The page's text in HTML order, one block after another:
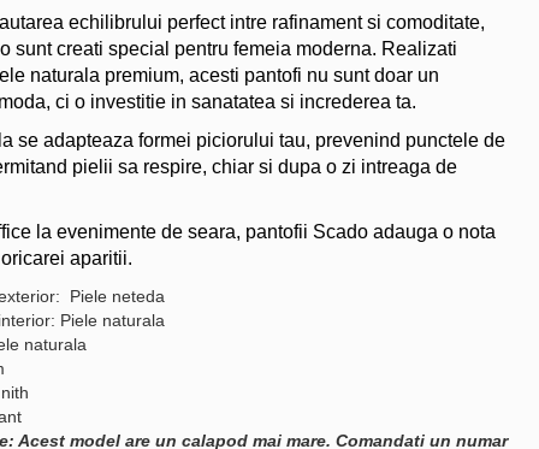
echilibrului perfect intre rafinament si comoditate,
sunt creati special pentru femeia moderna. Realizati
naturala premium, acesti pantofi nu sunt doar un
ci o investitie in sanatatea si increderea ta.
se adapteaza formei piciorului tau, prevenind punctele de
pielii sa respire, chiar si dupa o zi intreaga de
la evenimente de seara, pantofii Scado adauga o nota
aparitii.
Piele neteda
Piele naturala
naturala
Acest model are un calapod mai mare. Comandati un numar